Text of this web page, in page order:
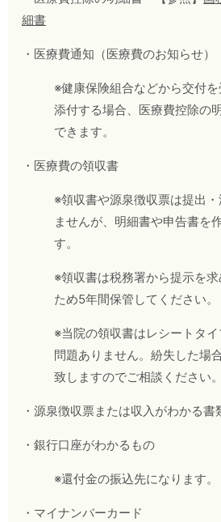
細書
・医療費通知（医療費のお知らせ）
※健康保険組合などから交付
添付する場合、医療費控除の
できます。
・医療費の領収書
※領収書や源泉徴収票は提出
ませんが、明細書や申告書を
す。
※領収書は税務署から提示を
ため5年間保管してください。
※当院の領収書はレシートタ
問題ありません。紛失した場
致しますのでご相談ください。
・源泉徴収票または収入がわかる書
・銀行口座がわかるもの
※還付金の振込先になります。
・マイナンバーカード